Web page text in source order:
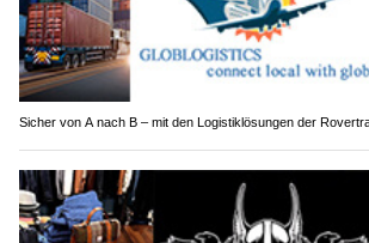
Sicher von A nach B – mit den Logistiklösungen der